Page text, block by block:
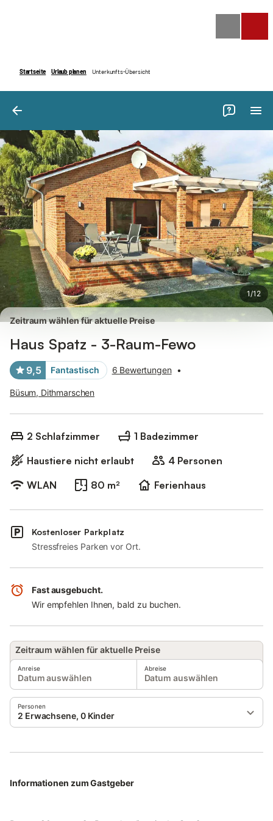
1/12
Zeitraum wählen für aktuelle Preise
Haus Spatz - 3-Raum-Fewo
9,5 Fantastisch 6 Bewertungen •
Büsum, Dithmarschen
2 Schlafzimmer
1 Badezimmer
Haustiere nicht erlaubt
4 Personen
WLAN
80 m² Ferienhaus
Kostenloser Parkplatz
Stressfreies Parken vor Ort.
Fast ausgebucht.
Wir empfehlen Ihnen, bald zu buchen.
Zeitraum wählen für aktuelle Preise
Anreise
Datum auswählen
Abreise
Datum auswählen
Personen
2 Erwachsene, 0 Kinder
Informationen zum Gastgeber